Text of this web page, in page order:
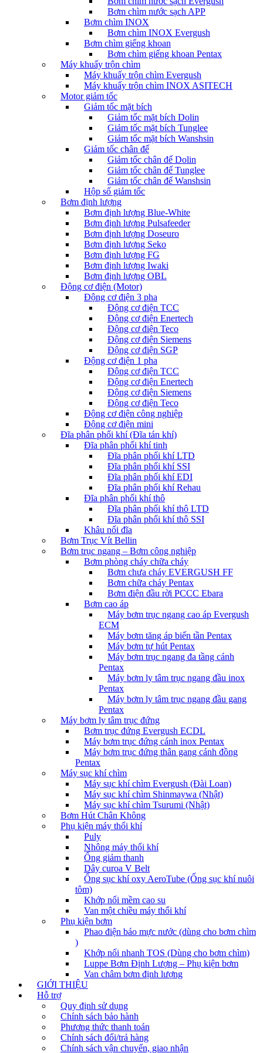
Bơm chìm nước sạch APP
Bơm chìm INOX
Bơm chìm INOX Evergush
Bơm chìm giếng khoan
Bơm chìm giếng khoan Pentax
Máy khuấy trộn chìm
Máy khuấy trộn chìm Evergush
Máy khuấy trộn chìm INOX ASITECH
Motor giảm tốc
Giảm tốc mặt bích
Giảm tốc mặt bích Dolin
Giảm tốc mặt bích Tunglee
Giảm tốc mặt bích Wanshsin
Giảm tốc chân đế
Giảm tốc chân đế Dolin
Giảm tốc chân đế Tunglee
Giảm tốc chân đế Wanshsin
Hộp số giảm tốc
Bơm định lượng
Bơm định lượng Blue-White
Bơm định lượng Pulsafeeder
Bơm định lượng Doseuro
Bơm định lượng Seko
Bơm định lượng FG
Bơm định lượng Iwaki
Bơm định lượng OBL
Động cơ điện (Motor)
Động cơ điện 3 pha
Động cơ điện TCC
Động cơ điện Enertech
Động cơ điện Teco
Động cơ điện Siemens
Động cơ điện SGP
Động cơ điện 1 pha
Động cơ điện TCC
Động cơ điện Enertech
Động cơ điện Siemens
Động cơ điện Teco
Động cơ điện công nghiệp
Động cơ điện mini
Đĩa phân phối khí (Đĩa tán khí)
Đĩa phân phối khí tinh
Đĩa phân phối khí LTD
Đĩa phân phối khí SSI
Đĩa phân phối khí EDI
Đĩa phân phối khí Rehau
Đĩa phân phối khí thô
Đĩa phân phối khí thô LTD
Đĩa phân phối khí thô SSI
Khâu nối đĩa
Bơm Trục Vít Bellin
Bơm trục ngang – Bơm công nghiệp
Bơm phòng cháy chữa cháy
Bơm chưa cháy EVERGUSH FF
Bơm chữa cháy Pentax
Bơm điện đầu rời PCCC Ebara
Bơm cao áp
Máy bơm trục ngang cao áp Evergush
ECM
Máy bơm tăng áp biến tần Pentax
Máy bơm tự hút Pentax
Máy bơm trục ngang đa tầng cánh
Pentax
Máy bơm ly tâm trục ngang đầu inox
Pentax
Máy bơm ly tâm trục ngang đầu gang
Pentax
Máy bơm ly tâm trục đứng
Bơm trục đứng Evergush ECDL
Máy bơm trục đứng cánh inox Pentax
Máy bơm trục đứng thân gang cánh đồng
Pentax
Máy sục khí chìm
Máy sục khí chìm Evergush (Đài Loan)
Máy sục khí chìm Shinmaywa (Nhật)
Máy sục khí chìm Tsurumi (Nhật)
Bơm Hút Chân Không
Phụ kiện máy thổi khí
Puly
Nhông máy thổi khí
Ống giảm thanh
Dây curoa V Belt
Ống sục khí oxy AeroTube (Ống sục khí nuôi
tôm)
Khớp nối mềm cao su
Van một chiều máy thổi khí
Phụ kiện bơm
Phao điện báo mực nước (dùng cho bơm chìm
)
Khớp nối nhanh TOS (Dùng cho bơm chìm)
Luppe Bơm Định Lượng – Phụ kiện bơm
Van châm bơm định lượng
GIỚI THIỆU
Hỗ trợ
Quy định sử dụng
Chính sách bảo hành
Phương thức thanh toán
Chính sách đổi/trả hàng
Chính sách vận chuyển, giao nhận